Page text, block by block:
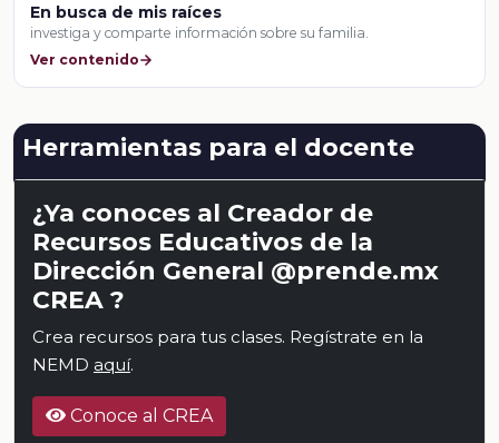
En busca de mis raíces
investiga y comparte información sobre su familia.
Ver contenido
Herramientas para el docente
¿Ya conoces al Creador de
Recursos Educativos de la
Dirección General @prende.mx
CREA ?
Crea recursos para tus clases. Regístrate en la
NEMD aquí.
Conoce al CREA